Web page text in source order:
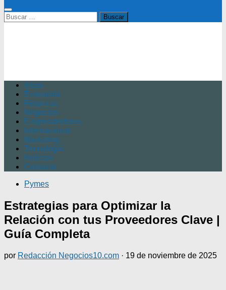
Buscar:
Inicio
Economía
Finanzas
Negocios
Emprendedores
Internacional
Marketing
Tecnología
Noticias
Contacto
Pymes
Estrategias para Optimizar la
Relación con tus Proveedores Clave |
Guía Completa
por Redacción Negocios10.com · 19 de noviembre de 2025